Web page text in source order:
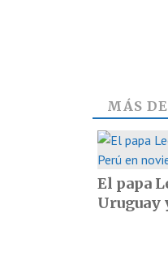
MÁS DE
El papa
Uruguay